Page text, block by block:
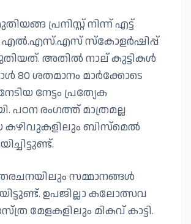
പ്രനിസ്റ്റ് നിന്ന് എട്ട്
എൽ.എസ്.എസ് സ്കോളർഷിപ്പ്
അതിൽ നാല് കുട്ടികൾ
80 ശതമാനം മാർക്കോടെ
നേട്ടം പ്രത്യേക
പഠന രംഗത്ത് മാത്രമല്ല
കഴിവുകളിലും ബിസ്മെൽ
സമ്മാനങ്ങൾ
ഉപജില്ലാ കലോത്സവ
മേളകളിലും മികവ് കാട്ടി.